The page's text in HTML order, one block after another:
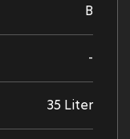
B
-
35 Liter